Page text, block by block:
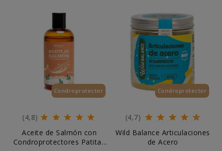
Esenciales
Condroprotector
(4,8)
Aceite de Salmón con
Condroprotectores Patitas
Condroprotector
(4,7)
Wild Balance Articulaciones
de Acero